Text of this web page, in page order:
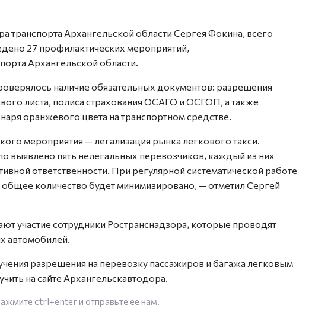
транспорта Архангельской области Сергея Фокина, всего
27 профилактических мероприятий,
Архангельской области.
наличие обязательных документов: разрешения
листа, полиса страхования ОСАГО и ОСГОП, а также
оранжевого цвета на транспортном средстве.
мероприятия — легализация рынка легкового такси.
выявлено пять нелегальных перевозчиков, каждый из них
ответственности. При регулярной систематической работе
количество будет минимизировано, — отметил Сергей
участие сотрудники Ространснадзора, которые проводят
автомобилей.
разрешения на перевозку пассажиров и багажа легковым
на сайте Архангельскавтодора.
ctrl+enterи отправьте ее нам.